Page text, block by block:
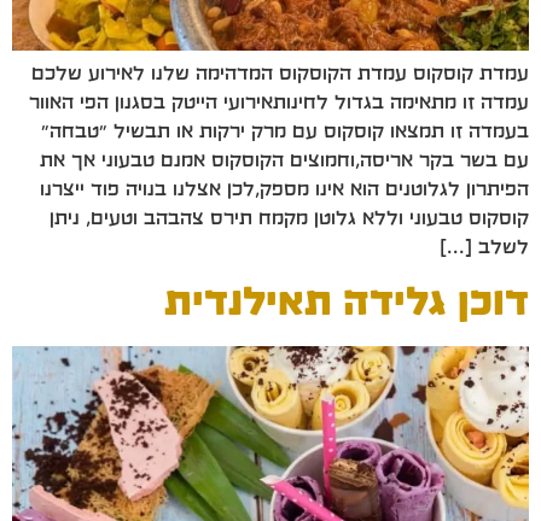
עמדת קוסקוס עמדת הקוסקוס המדהימה שלנו לאירוע שלכם
עמדה זו מתאימה בגדול לחינותאירועי הייטק בסגנון הפי האוור
בעמדה זו תמצאו קוסקוס עם מרק ירקות או תבשיל "טבחה"
עם בשר בקר אריסה,וחמוצים הקוסקוס אמנם טבעוני אך את
הפיתרון לגלוטנים הוא אינו מספק,לכן אצלנו בנויה פוד ייצרנו
קוסקוס טבעוני וללא גלוטן מקמח תירס צהבהב וטעים, ניתן
לשלב […]
דוכן גלידה תאילנדית